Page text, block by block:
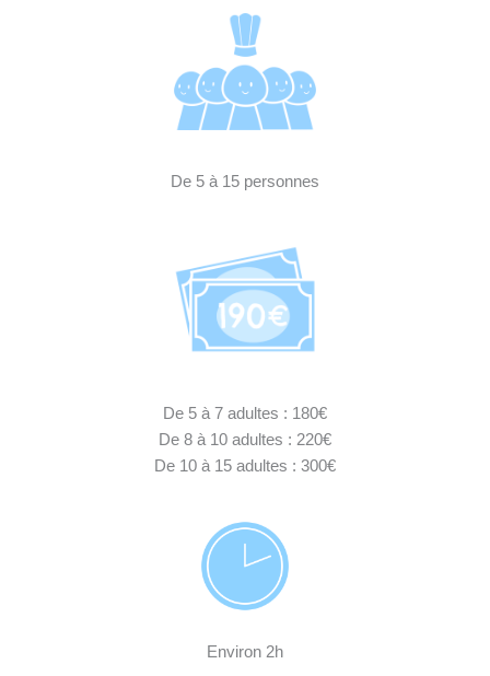
De 5 à 15 personnes
De 5 à 7 adultes : 180€
De 8 à 10 adultes : 220€
De 10 à 15 adultes : 300€
Environ 2h